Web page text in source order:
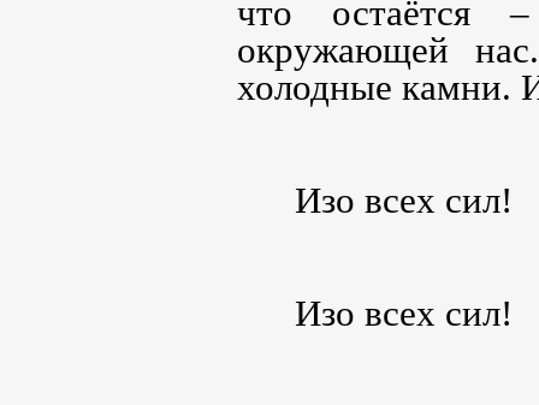
что остаётся
окружающей
холодные камни.
Изо всех сил!
Изо всех сил!